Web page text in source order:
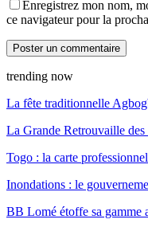
Enregistrez mon nom,
ce navigateur pour la
trending now
La fête traditionnelle
La Grande Retrouvaille
Togo : la carte
Inondations : le
BB Lomé étoffe sa